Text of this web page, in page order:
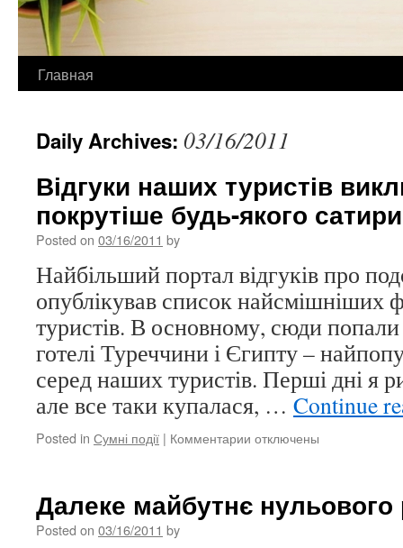
Skip
content
Главная
Daily Archives: 03/16/2011
Відгуки наших туристів
покрутіше будь-якого
Posted on 03/16/2011 by
Найбільший портал відгуків про
опублікував список найсмішніших
туристів. В основному, сюди попали
готелі Туреччини і Єгипту –
серед наших туристів. Перші дні я
але все таки купалася, … Continue
Posted in Сумні події | Комментарии к
туристів
отключены
Далеке майбутнє нульового
Posted on 03/16/2011 by